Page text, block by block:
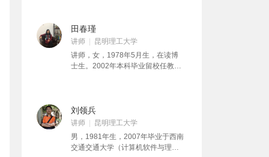
作，参与《C语言程序设计》、《C
语言程序设计习题与上机实践》、
写，主要讲授《大学计算机基
础》、《C语言程序设计》、《多媒
田春瑾
讲师
昆明理工大学
讲师，女，1978年5月生，在读博
士生。2002年本科毕业留校任教，
设计》、《C语言程序设计》等多门
课程。主持校青年基金项目1项、省
科学基金1项，教改项目2项。曾荣
获省科学技术进步二等奖，校教改
刘领兵
讲师
昆明理工大学
男，1981年生，2007年毕业于西南
交通交通大学（计算机软件与理论